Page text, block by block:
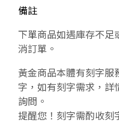
備註
下單商品如遇庫存不足
消訂單。
黃金商品本體有刻字服
字，如有刻字需求，詳
詢問。
提醒您！刻字需酌收刻